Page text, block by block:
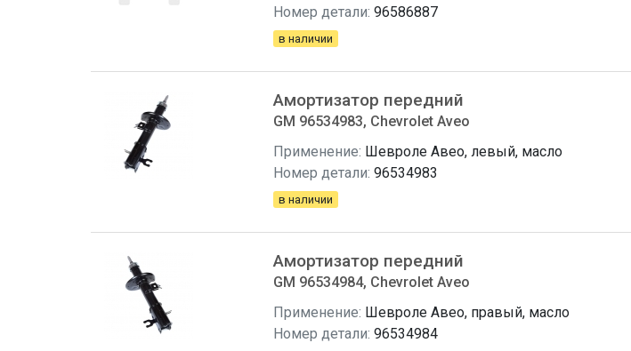
Номер детали: 96586887
в наличии
Амортизатор передний
GM 96534983, Chevrolet Aveo
Применение: Шевроле Авео, левый, масло
Номер детали: 96534983
в наличии
Амортизатор передний
GM 96534984, Chevrolet Aveo
Применение: Шевроле Авео, правый, масло
Номер детали: 96534984